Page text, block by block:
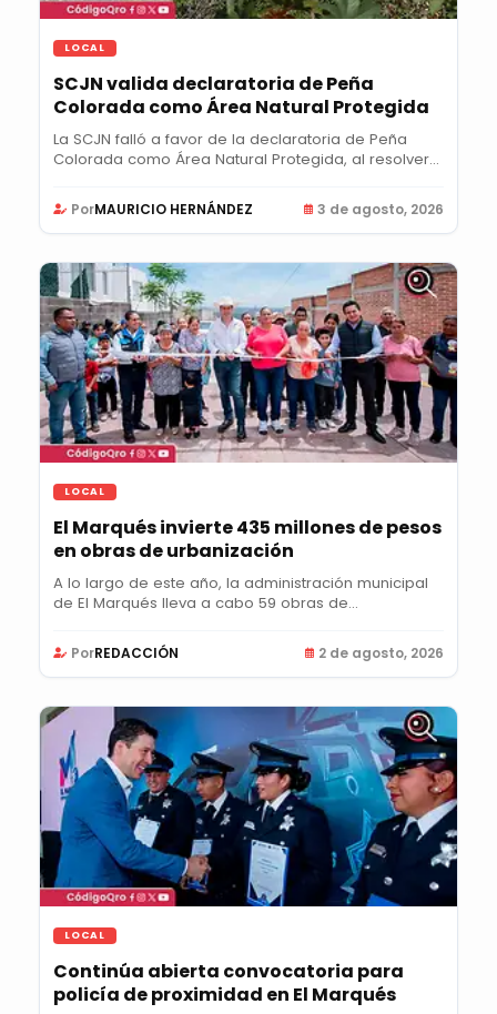
LOCAL
SCJN valida declaratoria de Peña
Colorada como Área Natural Protegida
La SCJN falló a favor de la declaratoria de Peña
Colorada como Área Natural Protegida, al resolver...
PorMAURICIO HERNÁNDEZ 3 de agosto, 2026
LOCAL
El Marqués invierte 435 millones de pesos
en obras de urbanización
A lo largo de este año, la administración municipal
de El Marqués lleva a cabo 59 obras de...
PorREDACCIÓN 2 de agosto, 2026
LOCAL
Continúa abierta convocatoria para
policía de proximidad en El Marqués